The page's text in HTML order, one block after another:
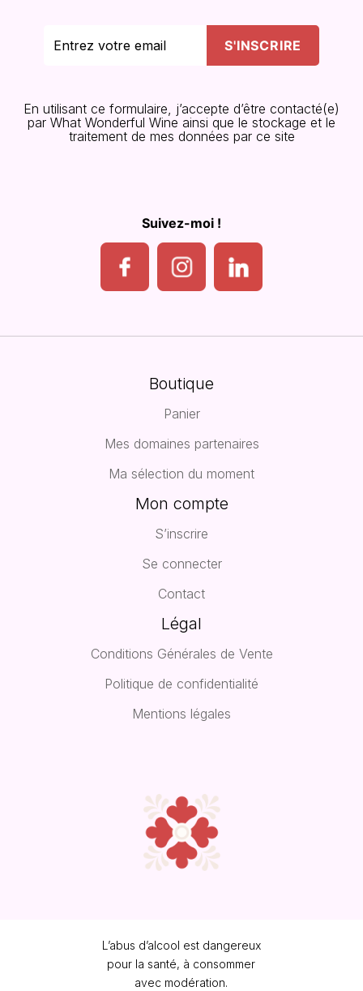
En utilisant ce formulaire, j’accepte d’être contacté(e)
par What Wonderful Wine ainsi que le stockage et le
traitement de mes données par ce site
Suivez-moi !
Boutique
Panier
Mes domaines partenaires
Ma sélection du moment
Mon compte
S’inscrire
Se connecter
Contact
Légal
Conditions Générales de Vente
Politique de confidentialité
Mentions légales
L’abus d’alcool est dangereux
pour la santé, à consommer
avec modération.